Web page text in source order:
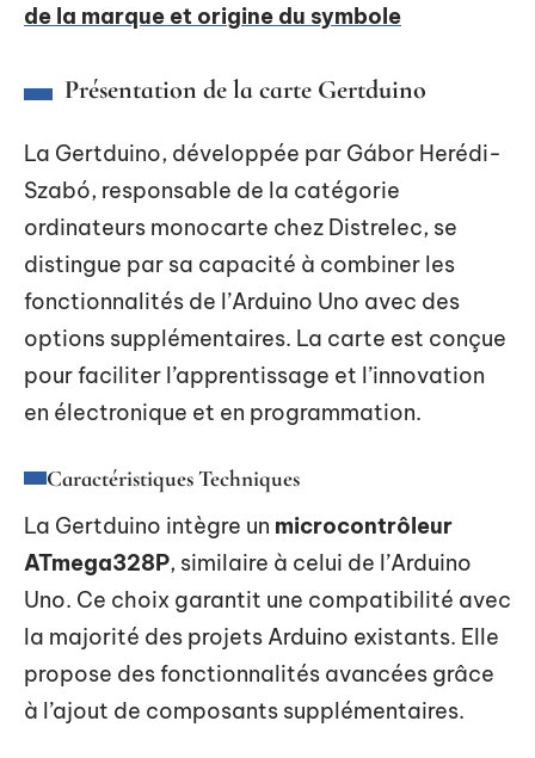
de la marque et origine du symbole
Présentation de la carte Gertduino
La Gertduino, développée par Gábor Herédi-
Szabó, responsable de la catégorie
ordinateurs monocarte chez Distrelec, se
distingue par sa capacité à combiner les
fonctionnalités de l’Arduino Uno avec des
options supplémentaires. La carte est conçue
pour faciliter l’apprentissage et l’innovation
en électronique et en programmation.
Caractéristiques Techniques
La Gertduino intègre un microcontrôleur
ATmega328P, similaire à celui de l’Arduino
Uno. Ce choix garantit une compatibilité avec
la majorité des projets Arduino existants. Elle
propose des fonctionnalités avancées grâce
à l’ajout de composants supplémentaires.